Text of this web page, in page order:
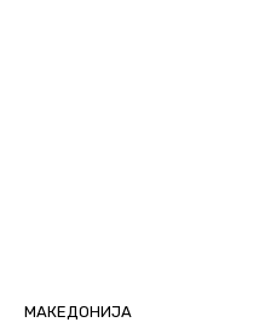
МАКЕДОНИЈА